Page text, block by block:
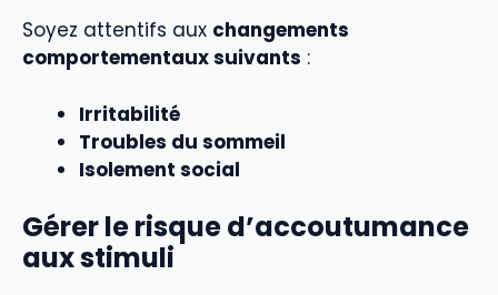
Soyez attentifs aux changements
comportementaux suivants :
Irritabilité
Troubles du sommeil
Isolement social
Gérer le risque d’accoutumance
aux stimuli